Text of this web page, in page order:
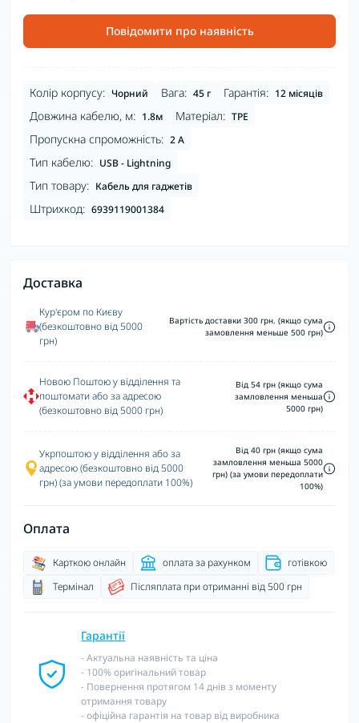
Повідомити про наявність
Колір корпусу: Чорний Вага: 45 г Гарантія: 12 місяців
Довжина кабелю, м: 1.8м Матеріал: TPE
Пропускна спроможність: 2 А
Тип кабелю: USB - Lightning
Тип товару: Кабель для гаджетів
Штрихкод: 6939119001384
Доставка
Кур'єром по Києву
(безкоштовно від 5000
грн)
Вартість доставки 300 грн. (якщо сума
замовлення меньше 500 грн)
Новою Поштою у відділення та
поштомати або за адресою
(безкоштовно від 5000 грн)
Від 54 грн (якщо сума
замловлення меньша
5000 грн)
Укрпоштою у відділення або за
адресою (безкоштовно від 5000
грн) (за умови передоплати 100%)
Від 40 грн (якщо сума
замловлення меньша 5000
грн) (за умови передоплати
100%)
Оплата
Карткою онлайн оплата за рахунком
готівкою
Термінал
Післяплата при отриманні від 500 грн
Гарантії
- Актуальна наявність та ціна
- 100% оригінальний товар
- Повернення протягом 14 днів з моменту
отримання товару
- офіційна гарантія на товар від виробника